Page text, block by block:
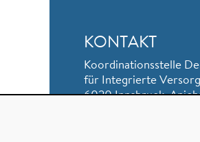
KONTAKT
Koordinationsstelle
für Integrierte
6020 Innsbruck,